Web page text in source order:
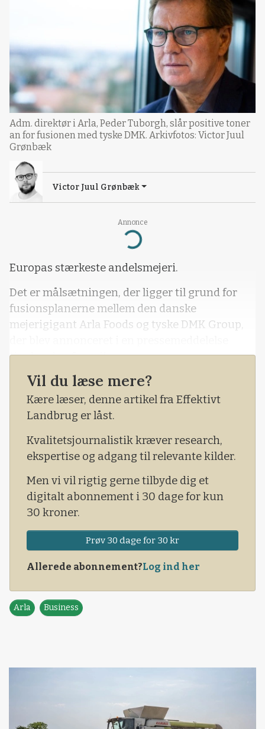
Annonce
Loading...
Adm. direktør i Arla, Peder Tuborgh, slår positive toner
an for fusionen med tyske DMK. Arkivfotos: Victor Juul
Grønbæk
Victor Juul Grønbæk
Europas stærkeste andelsmejeri.
Det er målsætningen, der ligger til grund for
fusionsplanerne mellem den danske
mejerigigant Arla Foods og tyske DMK Group,
tirsdag den 8. april.
Med en samlet andelshaverskare på 12.000 og
en samlet proforma-omsætning på 19
milliarder euro (141,8 milliarder kroner), vil det
mælkeproduktion og fremtidssikre
landmændenes indtjening.
Vil du læse mere?
Kære læser, denne artikel fra Effektivt
Landbrug er låst.
Kvalitetsjournalistik kræver research,
ekspertise og adgang til relevante kilder.
Men vi vil rigtig gerne tilbyde dig et
digitalt abonnement i 30 dage for kun
30 kroner.
Prøv 30 dage for 30 kr
Allerede abonnement?Log ind her
Arla Business